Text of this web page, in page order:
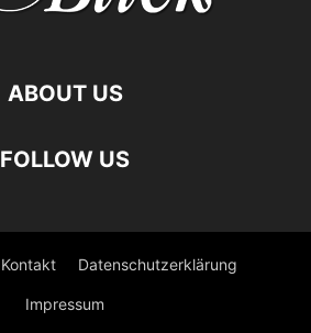
ABOUT US
FOLLOW US
Kontakt Datenschutzerklärung
Impressum